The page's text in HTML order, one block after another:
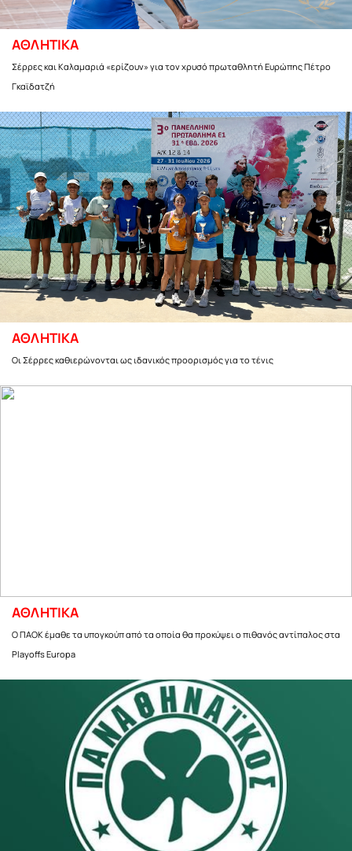
ΑΘΛΗΤΙΚΑ
Σέρρες και Καλαμαριά «ερίζουν» για τον χρυσό πρωταθλητή Ευρώπης Πέτρο
Γκαϊδατζή
ΑΘΛΗΤΙΚΑ
Οι Σέρρες καθιερώνονται ως ιδανικός προορισμός για το τένις
ΑΘΛΗΤΙΚΑ
Ο ΠΑΟΚ έμαθε τα υπογκούπ από τα οποία θα προκύψει ο πιθανός αντίπαλος στα
Playoffs Europa